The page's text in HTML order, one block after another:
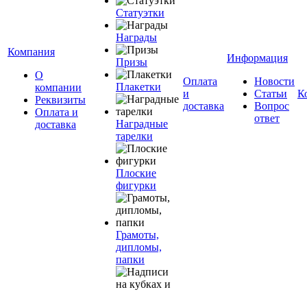
Компания
О
компании
Реквизиты
Оплата и
доставка
Статуэтки
Награды
Призы
Плакетки
Наградные
тарелки
Плоские
фигурки
Грамоты,
дипломы,
папки
Оплата
и
доставка
Информация
Новости
Статьи
Вопрос
ответ